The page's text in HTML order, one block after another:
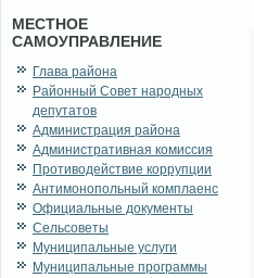
МЕСТНОЕ
САМОУПРАВЛЕНИЕ
Глава района
Районный Совет народных
депутатов
Администрация района
Административная комиссия
Противодействие коррупции
Антимонопольный комплаенс
Официальные документы
Сельсоветы
Муниципальные услуги
Муниципальные программы